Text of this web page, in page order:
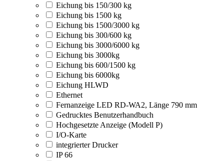
Eichung bis 150/300 kg
Eichung bis 1500 kg
Eichung bis 1500/3000 kg
Eichung bis 300/600 kg
Eichung bis 3000/6000 kg
Eichung bis 3000kg
Eichung bis 600/1500 kg
Eichung bis 6000kg
Eichung HLWD
Ethernet
Fernanzeige LED RD-WA2, Länge 790 mm
Gedrucktes Benutzerhandbuch
Hochgesetzte Anzeige (Modell P)
I/O-Karte
integrierter Drucker
IP 66